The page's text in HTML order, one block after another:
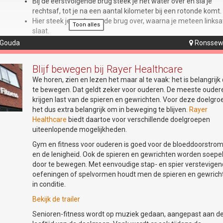
complete uitrusting en een korte instructie op de wal wordt er
staan er koffie, thee en stroopwafels klaar en kunt u vrijblijvend
club en alle kano-activiteiten.
Meld je nu aan via:
. Wees er op tijd bij, in
zijn er een beperkt aantal plekken beschikbaar. En houdt rekening
Kijk dan op www.degoudsepeddel.nl.
Peddel
2805 JD Gouda
rechtsaf, tot je na een aantal kilometer bij een rotonde komt.
Hier steek je wederom de brug over, waarna je meteen
slaat.
Je volgt de weg tot je aan de rechterkant een molen zien,
steek je de weg over om via Oosthaven naar de binnenstad
Je fietst door het centrum, onder het spoor door, naar het
noorden.
Over de Bloemendaalseweg fiets je helemaal de stad uit
knooppunt 44, waar je rechtsaf slaat.
Net voor de snelweg sla je linksaf, waar je na een paar
fietsen onder de snelweg door kunt.
Je komt nu uit in Reeuwijk, en slaat in het centrum linksaf, om
helemaal terug naar de Reeuwijkse plassen te fietsen.
Je volgt deze route de volgende knooppunten: 29, 49, 48, 47,
40, 41, 42, 43, 44, 45, 21 en 20.
Bastideroute (46 km)
Deze route is weer totaal anders dan die langs de Reeuwijkse
plassen, omdat je juist door de polder fietst. Je komt ook door
Schoonhoven, de stad van de zilversmeden, waar je o.a. het
Toon alles

Blijf bewegen bij Rayer Healthcare
We horen, zien en lezen het maar al te vaak: het is belangrijk
te bewegen. Dat geldt zeker voor ouderen. De meeste
krijgen last van de spieren en gewrichten. Voor deze
het dus extra belangrijk om in beweging te blijven. Rayer
Healthcare biedt daartoe voor verschillende doelgroepen
uiteenlopende mogelijkheden.
Gym en fitness voor ouderen is goed voor de
en de lenigheid. Ook de spieren en gewrichten worden
door te bewegen. Met eenvoudige stap- en spier
oefeningen of spelvormen houdt men de spieren en
in conditie.
Bekijk de trailer
Senioren-fitness wordt op muziek gedaan, aangepast aan de